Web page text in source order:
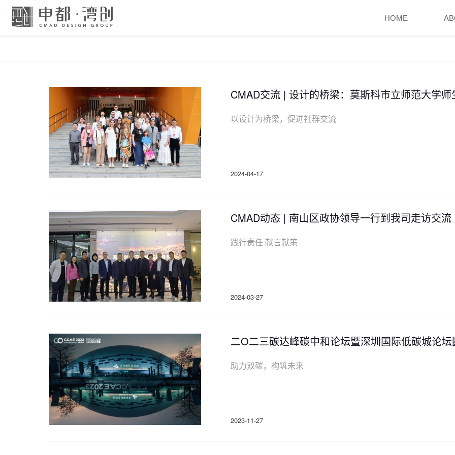
HOME
CMAD交流 | 设计的桥梁：莫斯科市立师范大学
以设计为桥梁，促进社群交流
2024-04-17
CMAD动态 | 南山区政协领导一行到我司走访交流
践行责任 献言献策
2024-03-27
二O二三碳达峰碳中和论坛暨深圳国际低碳城论
助力双碳，构筑未来
2023-11-27